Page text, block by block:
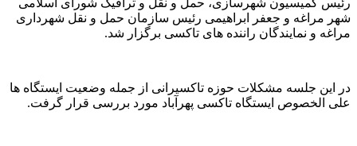
شهر مراغه و جعفر ابراهیمی رئیس سازمان حمل و نقل شهرداری
مراغه و نمایندگان راننده های تاکسی برگزار شد.
در این جلسه مشکلات حوزه تاکسیرانی از جمله وضعیت ایستگاه ها
علی الخصوص ایستگاه تاکسی پهرآباد مورد بررسی قرار گرفت.